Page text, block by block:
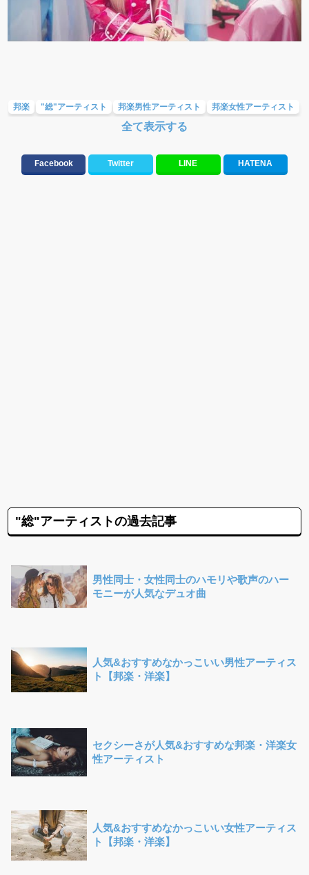
邦楽 "総"アーティスト 邦楽男性アーティスト 邦楽女性アーティスト
10、20代に人気・話題・流行・おすすめな邦楽&洋楽
テンションが上がる歌&盛り上がる曲
全て表示する
Facebook Twitter LINE HATENA
"総"アーティストの過去記事
男性同士・女性同士のハモリや歌声のハー
モニーが人気なデュオ曲
人気&おすすめなかっこいい男性アーティス
ト【邦楽・洋楽】
セクシーさが人気&おすすめな邦楽・洋楽女
性アーティスト
人気&おすすめなかっこいい女性アーティス
ト【邦楽・洋楽】